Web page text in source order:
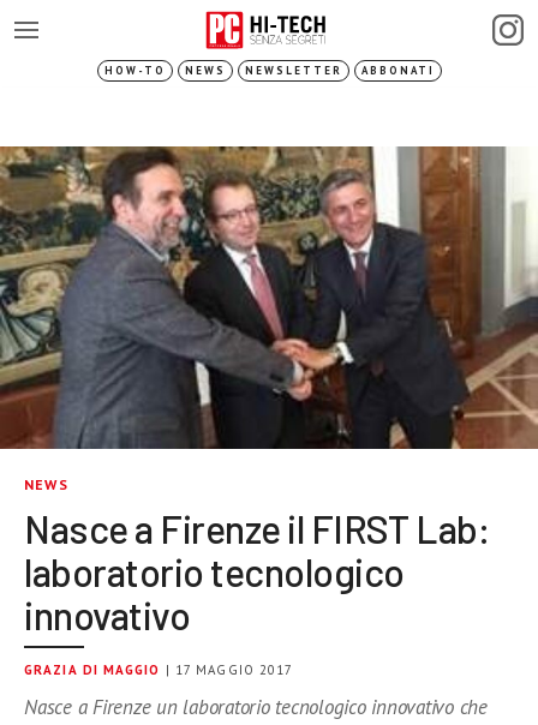
HOW-TO NEWS NEWSLETTER ABBONATI
NEWS
Nasce a Firenze il FIRST Lab:
laboratorio tecnologico
innovativo
GRAZIA DI MAGGIO | 17 MAGGIO 2017
Nasce a Firenze un laboratorio tecnologico innovativo che